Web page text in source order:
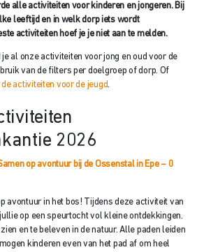
alle activiteiten voor kinderen en jongeren. Bij
leeftijd en in welk dorp iets wordt
activiteiten hoef je je niet aan te melden.
je al onze activiteiten voor jong en oud voor de
van de filters per doelgroep of dorp. Of
activiteiten voor de jeugd.
2026
op avontuur bij de Ossenstal in Epe – 0
avontuur in het bos! Tijdens deze activiteit van
op een speurtocht vol kleine ontdekkingen.
en te beleven in de natuur. Alle paden leiden
kinderen even van het pad af om heel